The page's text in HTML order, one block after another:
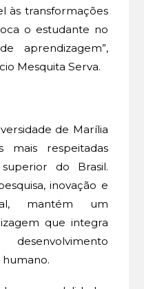
às transformações
o estudante no
aprendizagem”,
Mesquita Serva.
de Marília
mais respeitadas
do Brasil.
inovação e
mantém um
que integra
desenvolvimento